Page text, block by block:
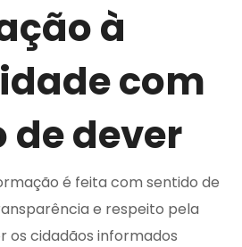
à
com
de dever
é feita com sentido de
e respeito pela
os cidadãos informados